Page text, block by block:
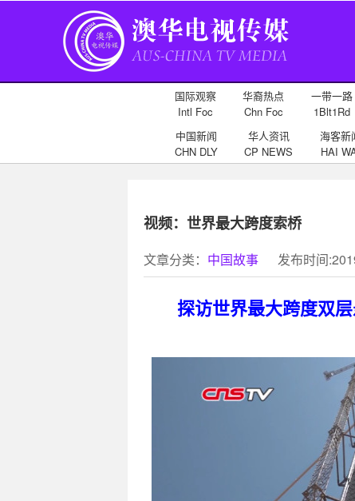
国际观察
Intl Foc
华裔热点
Chn Foc
一带一路
1Blt1Rd
中国新闻
CHN DLY
华人资讯
CP NEWS
海客新
HAI
视频：世界最大跨度索桥
文章分类： 中国故事 发布时间
探访世界最大跨度双